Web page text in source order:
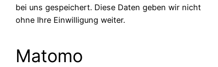
bei uns gespeichert. Diese Daten geben wir nicht
ohne Ihre Einwilligung weiter.
Matomo